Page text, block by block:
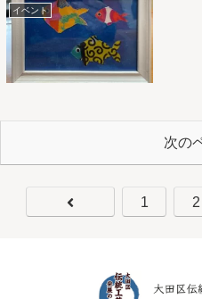
イベント
次の
1 2